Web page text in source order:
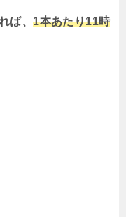
ば、1本あたり11時